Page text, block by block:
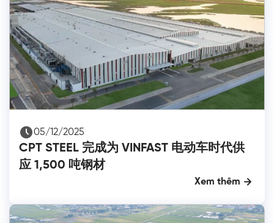
05/12/2025
CPT STEEL 完成为 VINFAST 电动车时代供
应 1,500 吨钢材
Xem thêm